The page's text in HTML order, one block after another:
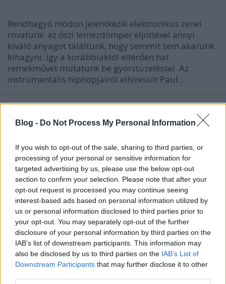
Blog - Do Not Process My Personal Information
If you wish to opt-out of the sale, sharing to third parties, or
processing of your personal or sensitive information for
targeted advertising by us, please use the below opt-out
section to confirm your selection. Please note that after your
opt-out request is processed you may continue seeing
interest-based ads based on personal information utilized by
us or personal information disclosed to third parties prior to
your opt-out. You may separately opt-out of the further
disclosure of your personal information by third parties on the
IAB’s list of downstream participants. This information may
also be disclosed by us to third parties on the IAB’s List of
Downstream Participants that may further disclose it to other
Rendhagyó módon jelentkezik elektronikus zenei
rovatunk: az őszi lemezdömper eljöttével annyi
kiváló anyagot találtunk, hogy semmit sem akarunk
kihagyni, így a korábbiaktól eltérően hat
remekművet mutatunk be gyorstüzeléssel. Az
instrumentális hiphopjairól elhíresült Paul…